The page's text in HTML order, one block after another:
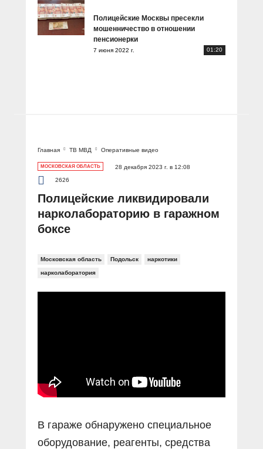
Полицейские Москвы пресекли
мошенничество в отношении
пенсионерки
7 июня 2022 г. 01:20
Главная ТВ МВД Оперативные видео
МОСКОВСКАЯ ОБЛАСТЬ
28 декабря 2023 г. в 12:08
2626
Полицейские ликвидировали
нарколабораторию в гаражном
боксе
Московская область Подольск наркотики
нарколаборатория
В гараже обнаружено специальное
оборудование, реагенты, средства